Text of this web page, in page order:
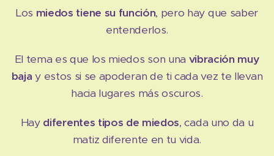
Los miedos tiene su función, pero hay que saber
entenderlos.
El tema es que los miedos son una vibración muy
baja y estos si se apoderan de ti cada vez te llevan
hacia lugares más oscuros.
Hay diferentes tipos de miedos, cada uno da u
matiz diferente en tu vida.